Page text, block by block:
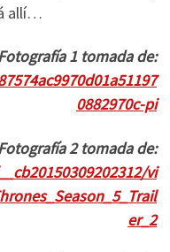
allí…
1 tomada de:
0882970c-pi
Fotografía 2 tomada de:
vi
er_2